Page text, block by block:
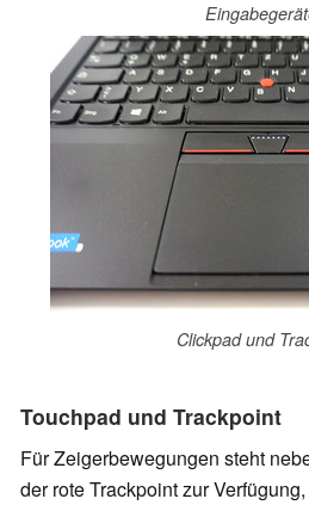
Clickpad und
Touchpad und Trackpoint
Für Zeigerbewegungen steht
der rote Trackpoint zur